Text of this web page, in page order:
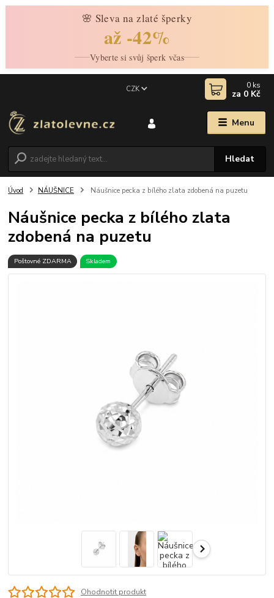
🌸 Sleva na zlaté šperky
až -42%
Vyberte si svůj šperk včas
Menu
CZK
Hledat
0 ks
za 0 Kč
Úvod NÁUŠNICE Náušnice pecka z bílého zlata zdobená na puzetu
Náušnice pecka z bílého zlata
zdobená na puzetu
Poštovné ZDARMA Skladem
Ohodnotit produkt